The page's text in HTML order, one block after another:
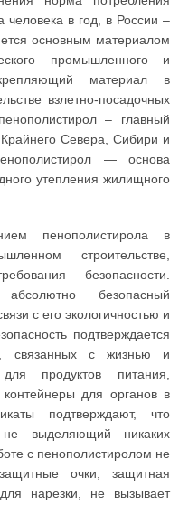
человека в год, в России –
основным материалом
промышленного и
материал в
взлетно-посадочных
– главный
Севера, Сибири и
— основа
утепления жилищного
пенополистирола в
строительстве,
безопасности.
безопасный
с его экологичностью и
подтверждается
связанных с жизнью и
продуктов питания,
для органов в
подтверждают, что
не выделяющий никаких
с пенополистиролом не
очки, защитная
нарезки, не вызывает